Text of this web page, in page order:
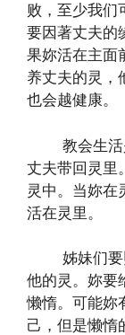
败，至少我们
要因著丈夫的
果妳活在主面
养丈夫的灵，
也会越健康。
教会生活是
丈夫带回灵里
灵中。当妳在
活在灵里。
姊妹们要照
他的灵。妳要
懒惰。可能妳
己，但是懒惰